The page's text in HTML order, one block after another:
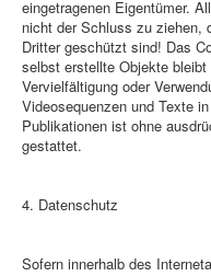
eingetragenen Eigentümer.
nicht der Schluss zu ziehen,
Dritter geschützt sind! Das
selbst erstellte Objekte
Vervielfältigung oder
Videosequenzen und Texte
Publikationen ist ohne
gestattet.
4. Datenschutz
Sofern innerhalb des